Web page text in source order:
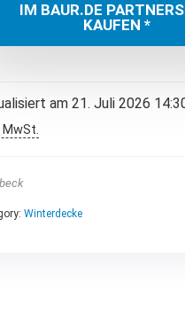
IM BAUR.DE
KAUFEN *
am 21. Juli 2026
MwSt.
Winterdecke